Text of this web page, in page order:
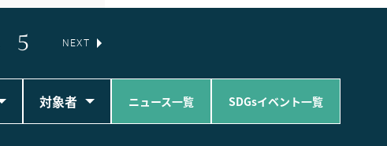
5 NEXT
対象者 ニュース一覧 SDGsイベント一覧